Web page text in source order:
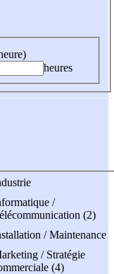
heures
/
(2)
/ Maintenance
/ Stratégie
(4)